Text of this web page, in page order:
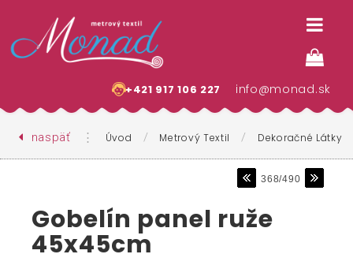
+421 917 106 227 info@monad.sk
naspäť ⋮ Úvod / Metrový Textil / Dekoračné Látky
368/490
Gobelín panel ruže
45x45cm